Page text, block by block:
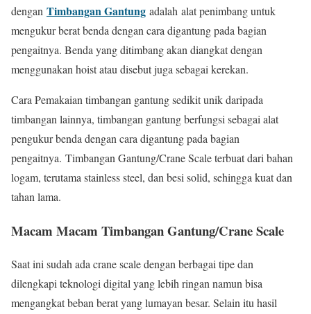
dengan Timbangan Gantung adalah alat penimbang untuk
mengukur berat benda dengan cara digantung pada bagian
pengaitnya. Benda yang ditimbang akan diangkat dengan
menggunakan hoist atau disebut juga sebagai kerekan.
Cara Pemakaian timbangan gantung sedikit unik daripada
timbangan lainnya, timbangan gantung berfungsi sebagai alat
pengukur benda dengan cara digantung pada bagian
pengaitnya. Timbangan Gantung/Crane Scale terbuat dari bahan
logam, terutama stainless steel, dan besi solid, sehingga kuat dan
tahan lama.
Macam Macam Timbangan Gantung/Crane Scale
Saat ini sudah ada crane scale dengan berbagai tipe dan
dilengkapi teknologi digital yang lebih ringan namun bisa
mengangkat beban berat yang lumayan besar. Selain itu hasil